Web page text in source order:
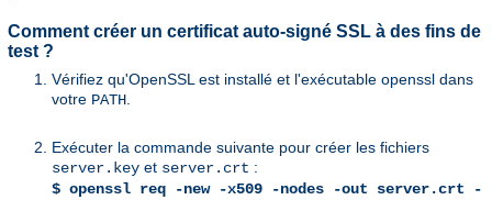
Comment créer un certificat auto-signé SSL à des fins de
test ?
Vérifiez qu'OpenSSL est installé et l'exécutable openssl dans
votre PATH.
Exécuter la commande suivante pour créer les fichiers
server.key et server.crt :
$ openssl req -new -x509 -nodes -out server.crt -